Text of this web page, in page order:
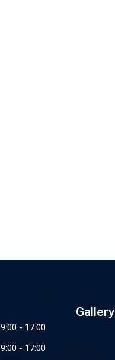
9:00 - 17:00
9:00 - 17:00
Gallery